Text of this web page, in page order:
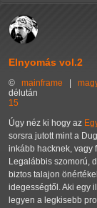
Elnyomás vol.2
© mainframe |
délután
15
Úgy néz ki hogy az
sorsra jutott mint a
inkább hacknek, vagy
Legalábbis szomorú,
biztos talajon
idegességtől. Aki egy
legyen a legkisebb